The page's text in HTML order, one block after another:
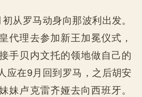
从罗马动身向那波利出发。
代理去参加新王加冕仪式，
手贝内文托的领地做自己的
应在9月回到罗马，之后胡安
妹卢克雷齐娅去向西班牙。